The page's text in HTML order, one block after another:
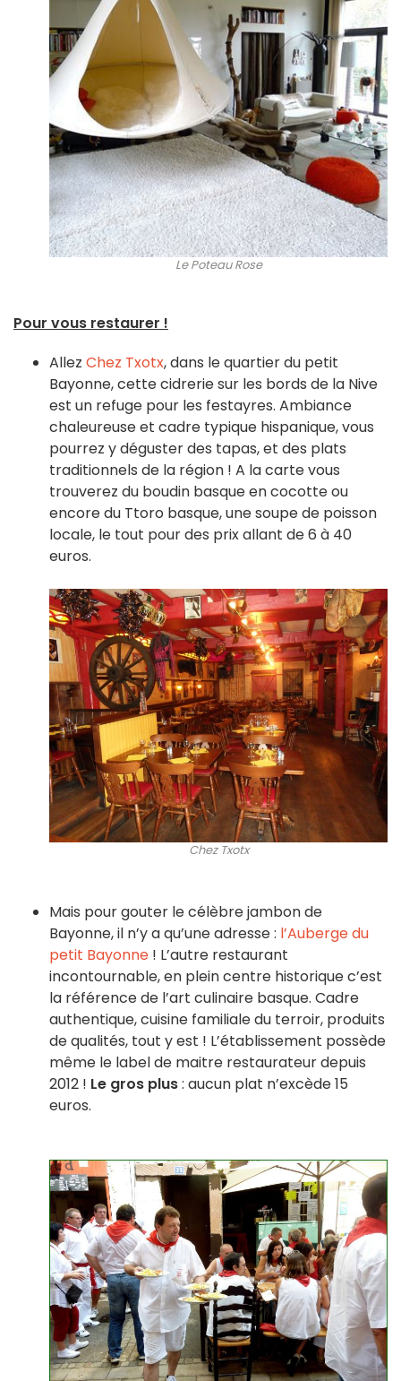
Le Poteau Rose
Pour vous restaurer !
Allez Chez Txotx, dans le quartier du petit
Bayonne, cette cidrerie sur les bords de la Nive
est un refuge pour les festayres. Ambiance
chaleureuse et cadre typique hispanique, vous
pourrez y déguster des tapas, et des plats
traditionnels de la région ! A la carte vous
trouverez du boudin basque en cocotte ou
encore du Ttoro basque, une soupe de poisson
locale, le tout pour des prix allant de 6 à 40
euros.
Chez Txotx
Mais pour gouter le célèbre jambon de
Bayonne, il n’y a qu’une adresse : l’Auberge du
petit Bayonne ! L’autre restaurant
incontournable, en plein centre historique c’est
la référence de l’art culinaire basque. Cadre
authentique, cuisine familiale du terroir, produits
de qualités, tout y est ! L’établissement possède
même le label de maitre restaurateur depuis
2012 ! Le gros plus: aucun plat n’excède 15
euros.